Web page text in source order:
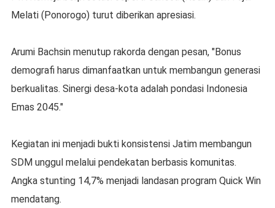
Melati (Ponorogo) turut diberikan apresiasi.
Arumi Bachsin menutup rakorda dengan pesan, "Bonus
demografi harus dimanfaatkan untuk membangun generasi
berkualitas. Sinergi desa-kota adalah pondasi Indonesia
Emas 2045."
Kegiatan ini menjadi bukti konsistensi Jatim membangun
SDM unggul melalui pendekatan berbasis komunitas.
Angka stunting 14,7% menjadi landasan program Quick Win
mendatang.